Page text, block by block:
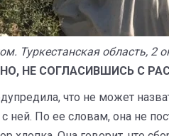
Туркестанская область, 2
НЕ СОГЛАСИВШИСЬ С
что не может
ней. По ее словам, она не